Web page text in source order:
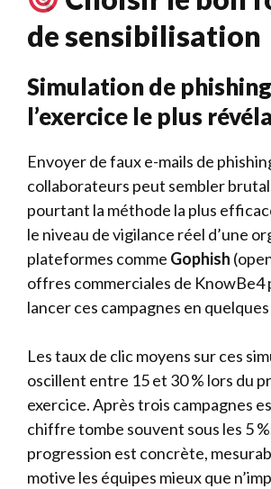
de sensibilisation
Simulation de
l’exercice le plus
Envoyer de faux e-mails de
collaborateurs peut sembler
pourtant la méthode la plus
le niveau de vigilance réel d’une
plateformes comme Gophish
offres commerciales de
lancer ces campagnes en
Les taux de clic moyens sur ces
oscillent entre 15 et 30 % lors du
exercice. Après trois campagnes
chiffre tombe souvent sous les 5
progression est concrète,
motive les équipes mieux que